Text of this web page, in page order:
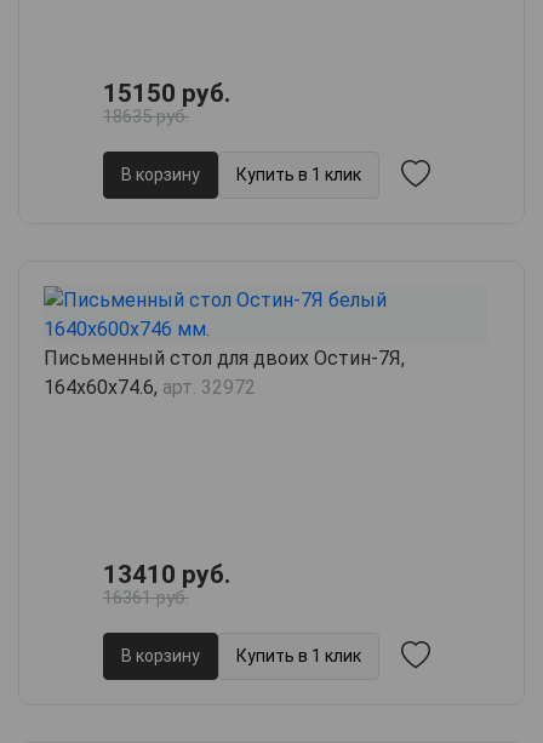
15150 руб.
18635 руб.
В корзину Купить в 1 клик
Письменный стол для двоих Остин-7Я,
164х60х74.6, арт. 32972
13410 руб.
16361 руб.
В корзину Купить в 1 клик